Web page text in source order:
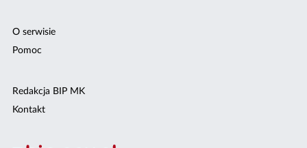
O serwisie
Pomoc
Redakcja BIP MK
Kontakt